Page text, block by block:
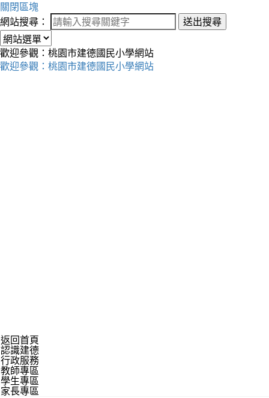
關閉區塊
網站搜尋：
送出搜尋
歡迎參觀：桃園市建德國民小學網站
歡迎參觀：桃園市建德國民小學網站
返回首頁
認識建德
行政服務
教師專區
學生專區
家長專區